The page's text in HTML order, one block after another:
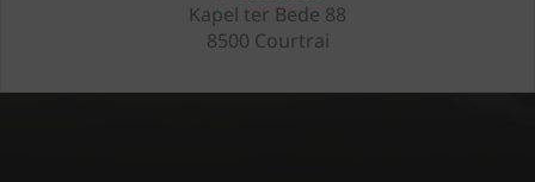
Kapel ter Bede 88
8500 Courtrai